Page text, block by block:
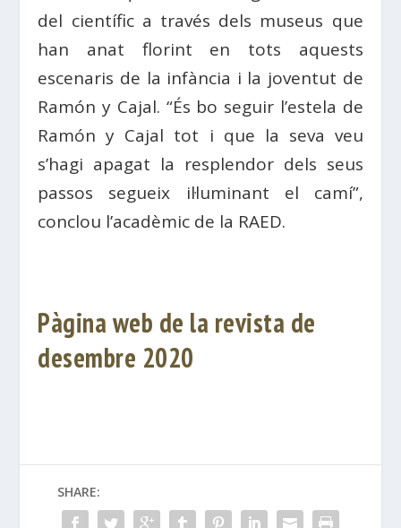
del científic a través dels museus que
han anat florint en tots aquests
escenaris de la infància i la joventut de
Ramón y Cajal. “És bo seguir l’estela de
Ramón y Cajal tot i que la seva veu
s’hagi apagat la resplendor dels seus
passos segueix il·luminant el camí”,
conclou l’acadèmic de la RAED.
Pàgina web de la revista de
desembre 2020
SHARE: